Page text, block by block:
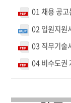
01 채용 공
02 입원지원
03 직무기